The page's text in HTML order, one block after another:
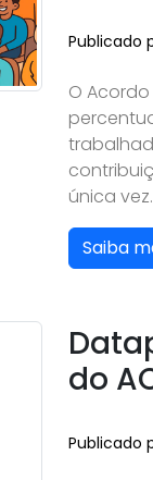
Publicado
O
única
Saiba
do
Publicado